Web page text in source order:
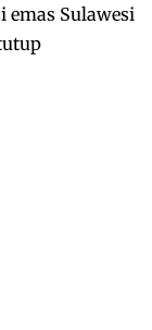
Sulawesi